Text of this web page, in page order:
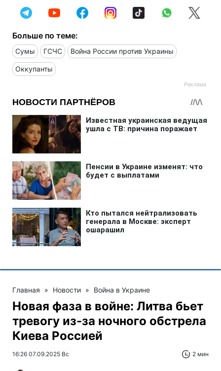
Больше по теме:
Сумы ГСЧС Война России против Украины
Оккупанты
Главная » Новости » Война в Украине
Новая фаза в войне: Литва бьет
тревогу из-за ночного обстрела
Киева Россией
16:26 07.09.2025 Вс 2 мин